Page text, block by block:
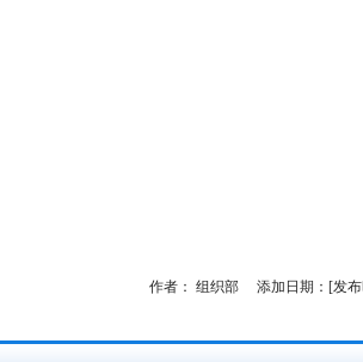
作者： 组织部 添加日期：[发